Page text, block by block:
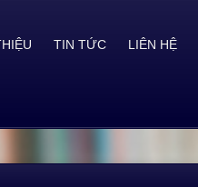
TIN TỨC LIÊN HỆ